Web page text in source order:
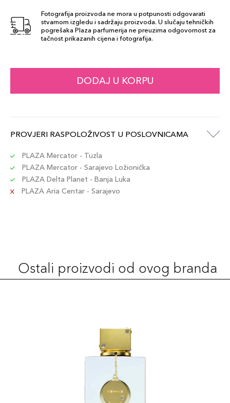
Fotografija proizvoda ne mora u potpunosti odgovarati
stvarnom izgledu i sadržaju proizvoda. U slučaju tehničkih
pogrešaka Plaza parfumerija ne preuzima odgovornost za
tačnost prikazanih cijena i fotografija.
DODAJ U KORPU
PROVJERI RASPOLOŽIVOST U POSLOVNICAMA
PLAZA Mercator - Tuzla
PLAZA Mercator - Sarajevo Ložionička
PLAZA Delta Planet - Banja Luka
PLAZA Aria Centar - Sarajevo
Ostali proizvodi od ovog branda